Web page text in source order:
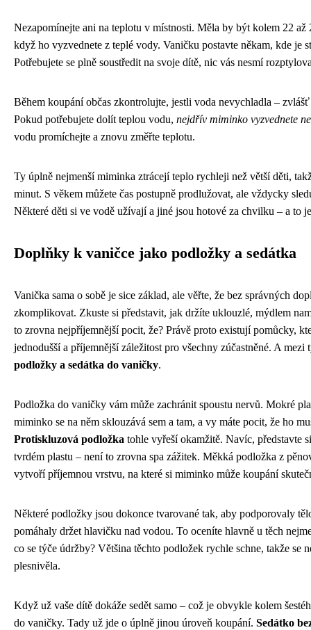
Nezapomínejte ani na teplotu v místnosti. Měla by být kolem 22
když ho vyzvednete z teplé vody. Vaničku postavte někam, kde je
Potřebujete se plně soustředit na svoje dítě, nic vás nesmí
Během koupání občas zkontrolujte, jestli voda nevychladla –
Pokud potřebujete dolít teplou vodu, nejdřív miminko vyzvednete
vodu promíchejte a znovu změřte teplotu.
Ty úplně nejmenší miminka ztrácejí teplo rychleji než větší děti,
minut. S věkem můžete čas postupně prodlužovat, ale vždycky
Některé děti si ve vodě užívají a jiné jsou hotové za chvilku – a to
Doplňky k vaničce jako podložky a sedátka
Vanička sama o sobě je sice základ, ale věřte, že bez správných
zkomplikovat. Zkuste si představit, jak držíte uklouzlé, mýdlem
to zrovna nejpříjemnější pocit, že? Právě proto existují pomůcky,
jednodušší a příjemnější záležitost pro všechny zúčastněné. A
podložky a sedátka do vaničky.
Podložka do vaničky vám může zachránit spoustu nervů. Mokré
miminko se na něm sklouzává sem a tam, a vy máte pocit, že ho
Protiskluzová podložka tohle vyřeší okamžitě. Navíc, představte
tvrdém plastu – není to zrovna spa zážitek. Měkká podložka z
vytvoří příjemnou vrstvu, na které si miminko může koupání
Některé podložky jsou dokonce tvarované tak, aby podporovaly
pomáhaly držet hlavičku nad vodou. To oceníte hlavně u těch
co se týče údržby? Většina těchto podložek rychle schne, takže se
plesnivěla.
Když už vaše dítě dokáže sedět samo – což je obvykle kolem
do vaničky. Tady už jde o úplně jinou úroveň koupání. Sedátko